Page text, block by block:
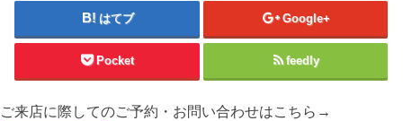
はてブ Google+
Pocket feedly
ご来店に際してのご予約・お問い合わせはこちら→